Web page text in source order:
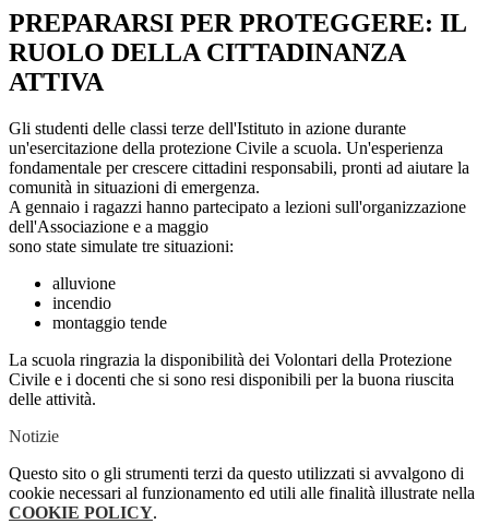
PREPARARSI PER PROTEGGERE: IL
RUOLO DELLA CITTADINANZA
ATTIVA
Gli studenti delle classi terze dell'Istituto in azione durante
un'esercitazione della protezione Civile a scuola. Un'esperienza
fondamentale per crescere cittadini responsabili, pronti ad aiutare la
comunità in situazioni di emergenza.
A gennaio i ragazzi hanno partecipato a lezioni sull'organizzazione
dell'Associazione e a maggio
sono state simulate tre situazioni:
alluvione
incendio
montaggio tende
La scuola ringrazia la disponibilità dei Volontari della Protezione
Civile e i docenti che si sono resi disponibili per la buona riuscita
delle attività.
Notizie
Questo sito o gli strumenti terzi da questo utilizzati si avvalgono di
cookie necessari al funzionamento ed utili alle finalità illustrate nella
COOKIE POLICY.